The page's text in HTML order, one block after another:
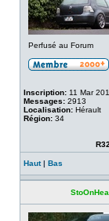
Perfusé au Forum
Inscription: 11 Mar
Messages: 2913
Localisation: Hérault
Région: 34
Haut| Bas